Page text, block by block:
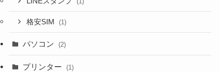
格安SIM (1)
パソコン (2)
プリンター (1)